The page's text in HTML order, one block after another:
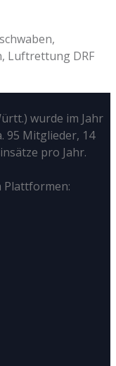
Luftrettung DRF
wurde im Jahr
95 Mitglieder, 14
pro Jahr.
Plattformen: